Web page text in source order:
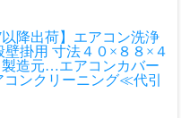
以降出荷】エアコン洗浄
掛用 寸法４０×８８×４
造元…エアコンカバー
ンクリーニング≪代引